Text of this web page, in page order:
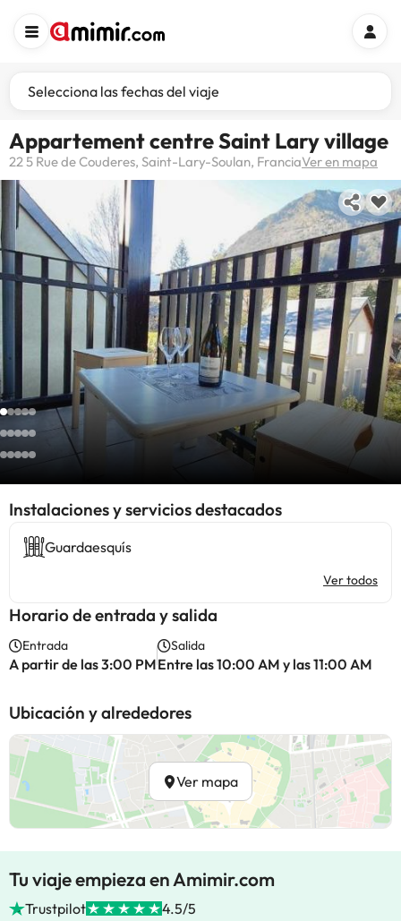
Selecciona las fechas del viaje
Appartement centre Saint Lary village
22 5 Rue de Couderes, Saint-Lary-Soulan, FranciaVer en mapa
Instalaciones y servicios destacados
Guardaesquís
Ver todos
Horario de entrada y salida
Entrada
A partir de las 3:00 PM
Salida
Entre las 10:00 AM y las 11:00 AM
Ubicación y alrededores
Ver mapa
Tu viaje empieza en Amimir.com
Trustpilot 4.5/5